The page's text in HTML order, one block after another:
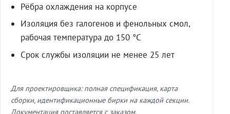
Рёбра охлаждения на корпусе
Изоляция без галогенов и фенольных смол,
рабочая температура до 150 °C
Срок службы изоляции не менее 25 лет
Для проектировщика: полная спецификация, карта
сборки, идентификационные бирки на каждой секции.
Документация поставляется с заказом.